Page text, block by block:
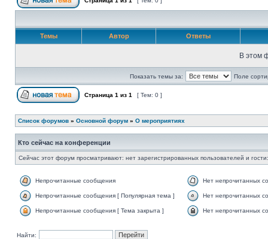
Темы Автор Ответы
В этом
Показать темы за: Поле
Страница 1 из 1 [ Тем: 0 ]
Список форумов » Основной форум » О мероприятиях
Кто сейчас на конференции
Сейчас этот форум просматривают: нет зарегистрированных пользователей и
Непрочитанные сообщения Нет непрочитанных
Непрочитанные сообщения [ Популярная тема ] Нет непрочитанных
Непрочитанные сообщения [ Тема закрыта ] Нет непрочитанных
Найти: